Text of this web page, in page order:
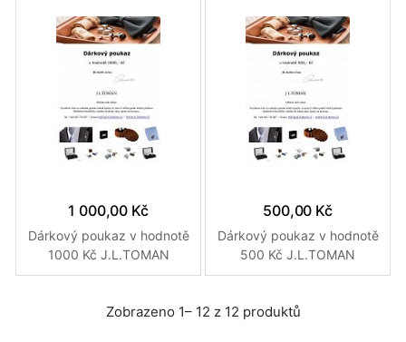
1 000,00 Kč
Dárkový poukaz v hodnotě
1000 Kč J.L.TOMAN
500,00 Kč
Dárkový poukaz v hodnotě
500 Kč J.L.TOMAN
Zobrazeno 1– 12 z 12 produktů